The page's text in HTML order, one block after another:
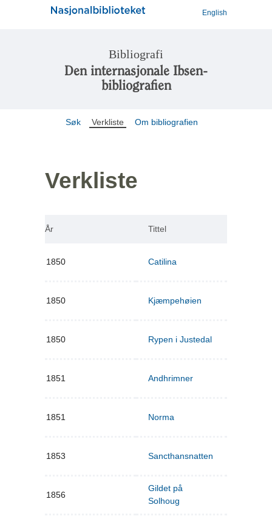
English
Bibliografi
Den internasjonale Ibsen-
bibliografien
Søk Verkliste Om bibliografien
Verkliste
År Tittel
1850 Catilina
1850 Kjæmpehøien
1850 Rypen i Justedal
1851 Andhrimner
1851 Norma
1853 Sancthansnatten
1856
Gildet på
Solhoug